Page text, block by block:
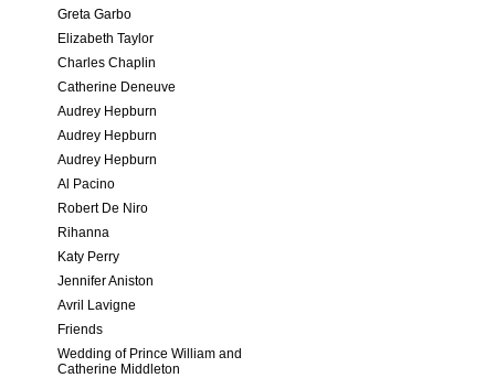
Greta Garbo
Elizabeth Taylor
Charles Chaplin
Catherine Deneuve
Audrey Hepburn
Audrey Hepburn
Audrey Hepburn
Al Pacino
Robert De Niro
Rihanna
Katy Perry
Jennifer Aniston
Avril Lavigne
Friends
Wedding of Prince William and
Catherine Middleton